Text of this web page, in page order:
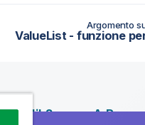
Argomento
ValueList - funzione
Qlik?
A